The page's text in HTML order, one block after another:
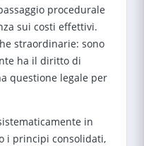
procedurale
sui costi effettivi.
straordinarie: sono
ha il diritto di
questione legale per
in
i principi consolidati,